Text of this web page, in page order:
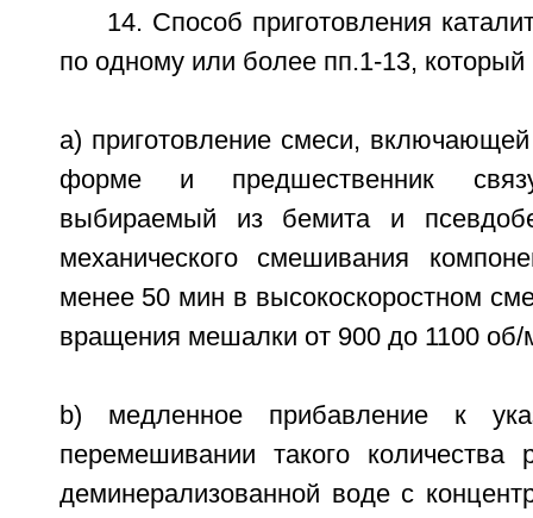
14. Способ приготовления
по одному или более пп.1-13, который
а) приготовление смеси,
форме и предшественник
выбираемый из бемита и
механического смешивания
менее 50 мин в высокоскоростном
вращения мешалки от 900 до 1100 об/
b) медленное прибавление к
перемешивании такого количества
деминерализованной воде с